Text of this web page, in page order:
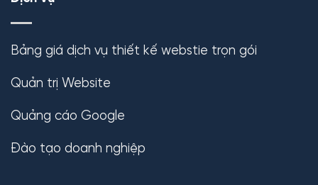
Bảng giá dịch vụ thiết kế webstie trọn gói
Quản trị Website
Quảng cáo Google
Đào tạo doanh nghiệp